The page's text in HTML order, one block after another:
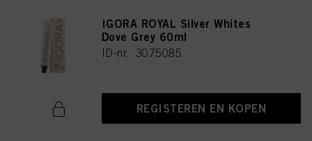
IGORA ROYAL Silver Whites
Dove Grey 60ml
ID-nr. 3075085
REGISTEREN EN KOPEN